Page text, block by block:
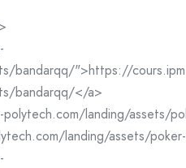
bandarqq/">https://
bandarqq/</a>
landing/assets/
landing/assets/